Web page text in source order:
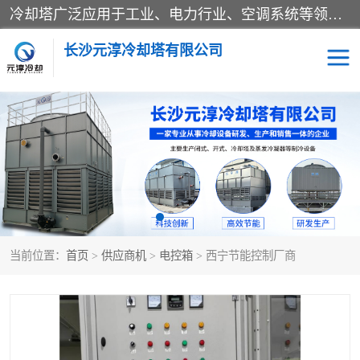
冷却塔广泛应用于工业、电力行业、空调系统等领域。在电力行业中，用于冷却发电机组的循环水；在工业生产中，如化工、冶金等行业，可降低生产过程中产生的热量；在空调系统中，为空调设备提供冷却水源
长沙元淳冷却塔有限公司
当前位置： 首页 > 供应商机 > 电控箱 > 西宁节能控制厂商
方形开式冷却塔 圆形冷却塔
闭式冷却塔 水箱
电控箱 水泵
板式换热器